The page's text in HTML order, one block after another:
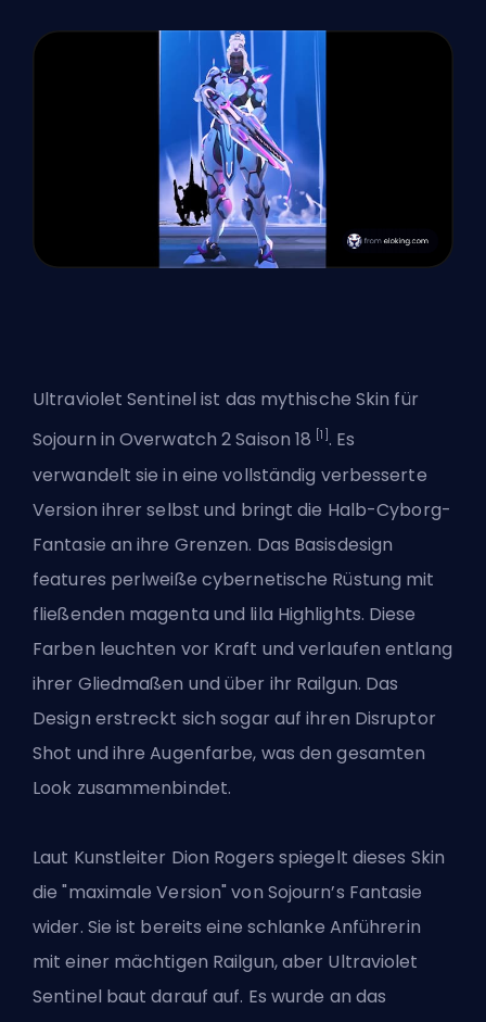
Ultraviolet Sentinel ist das mythische Skin für
Sojourn in Overwatch 2 Saison 18 [1] . Es
verwandelt sie in eine vollständig verbesserte
Version ihrer selbst und bringt die Halb-Cyborg-
Fantasie an ihre Grenzen. Das Basisdesign
features perlweiße cybernetische Rüstung mit
fließenden magenta und lila Highlights. Diese
Farben leuchten vor Kraft und verlaufen entlang
ihrer Gliedmaßen und über ihr Railgun. Das
Design erstreckt sich sogar auf ihren Disruptor
Shot und ihre Augenfarbe, was den gesamten
Look zusammenbindet.
Laut Kunstleiter Dion Rogers spiegelt dieses Skin
die "maximale Version" von Sojourn’s Fantasie
wider. Sie ist bereits eine schlanke Anführerin
mit einer mächtigen Railgun, aber Ultraviolet
Sentinel baut darauf auf. Es wurde an das